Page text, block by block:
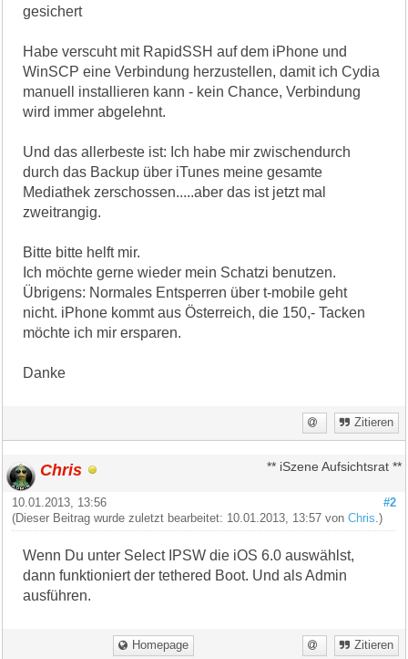
gesichert
Habe verscuht mit RapidSSH auf dem iPhone und
WinSCP eine Verbindung herzustellen, damit ich Cydia
manuell installieren kann - kein Chance, Verbindung
wird immer abgelehnt.
Und das allerbeste ist: Ich habe mir zwischendurch
durch das Backup über iTunes meine gesamte
Mediathek zerschossen.....aber das ist jetzt mal
zweitrangig.
Bitte bitte helft mir.
Ich möchte gerne wieder mein Schatzi benutzen.
Übrigens: Normales Entsperren über t-mobile geht
nicht. iPhone kommt aus Österreich, die 150,- Tacken
möchte ich mir ersparen.
Danke
Zitieren
Chris ** iSzene Aufsichtsrat **
#2
10.01.2013, 13:56
(Dieser Beitrag wurde zuletzt bearbeitet: 10.01.2013, 13:57 vonChris .)
Wenn Du unter Select IPSW die iOS 6.0 auswählst,
dann funktioniert der tethered Boot. Und als Admin
ausführen.
Homepage Zitieren